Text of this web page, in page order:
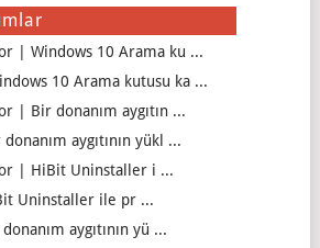
| Windows 10 Arama ku ...
10 Arama kutusu ka ...
| Bir donanım aygıtın ...
aygıtının yükl ...
| HiBit Uninstaller i ...
Uninstaller ile pr ...
aygıtının yü ...